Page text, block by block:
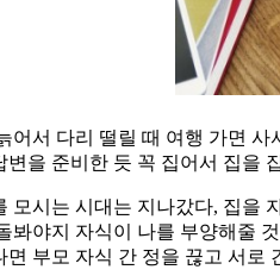
어서 다리 떨릴 때 여행 가면
을 준비한 듯 꼭 집어서 집을
모시는 시대는 지나갔다, 집을
봐야지 자식이 나를 부양해줄
부모 자식 간 정을 끊고 서